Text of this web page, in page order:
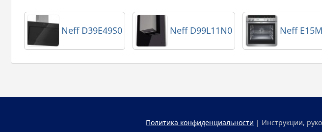
Neff D39E49S0 Neff D99L11N0 Neff
Политика конфиденциальности | Инструкции,